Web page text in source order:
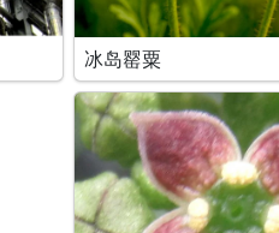
冰岛罂粟